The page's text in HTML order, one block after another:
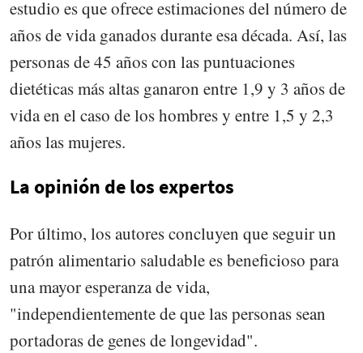
estudio es que ofrece estimaciones del número de
años de vida ganados durante esa década. Así, las
personas de 45 años con las puntuaciones
dietéticas más altas ganaron entre 1,9 y 3 años de
vida en el caso de los hombres y entre 1,5 y 2,3
años las mujeres.
La opinión de los expertos
Por último, los autores concluyen que seguir un
patrón alimentario saludable es beneficioso para
una mayor esperanza de vida,
"independientemente de que las personas sean
portadoras de genes de longevidad".